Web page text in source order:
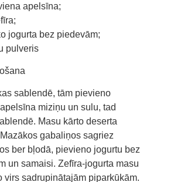
apelsīna;
jogurta bez piedevām;
pulveris
sablendē, tām pievieno
miziņu un sulu, tad
Masu kārto deserta
gabaliņos sagriez
ber bļodā, pievieno jogurtu bez
un samaisi. Zefīra-jogurta masu
virs sadrupinātajām piparkūkām.